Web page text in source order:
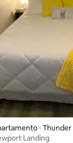
média de 5, 18
⋅ Thunder
Landing